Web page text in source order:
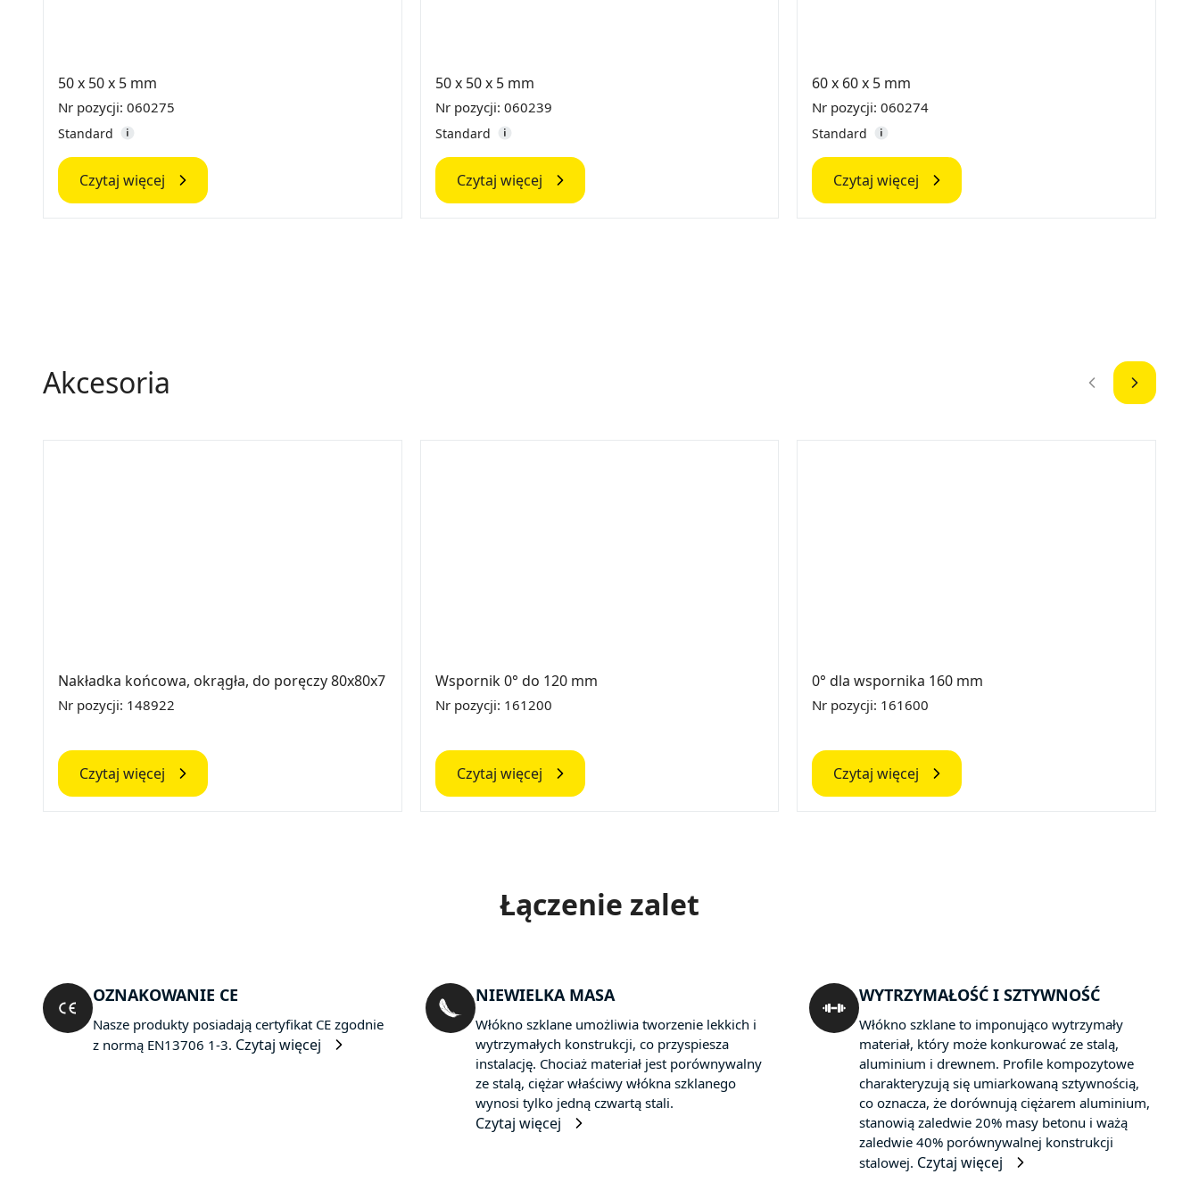
50 x 50 x 5 mm
Nr pozycji: 060275
Standard
Czytaj więcej
50 x 50 x 5 mm
Nr pozycji: 060239
Standard
Czytaj więcej
60 x 60 x 5 mm
Nr pozycji: 060274
Standard
Czytaj więcej
Akcesoria
Nakładka końcowa, okrągła, do poręczy 80x80x7
Nr pozycji: 148922
Czytaj więcej
Wspornik 0° do 120 mm
Nr pozycji: 161200
Czytaj więcej
0° dla wspornika 160 mm
Nr pozycji: 161600
Czytaj więcej
Łączenie zalet
OZNAKOWANIE CE
Nasze produkty posiadają certyfikat CE zgodnie
z normą EN13706 1-3. Czytaj więcej
NIEWIELKA MASA
Włókno szklane umożliwia tworzenie lekkich i
wytrzymałych konstrukcji, co przyspiesza
instalację. Chociaż materiał jest porównywalny
ze stalą, ciężar właściwy włókna szklanego
wynosi tylko jedną czwartą stali.
Czytaj więcej
WYTRZYMAŁOŚĆ I SZTYWNOŚĆ
Włókno szklane to imponująco wytrzymały
materiał, który może konkurować ze stalą,
aluminium i drewnem. Profile kompozytowe
charakteryzują się umiarkowaną sztywnością,
co oznacza, że dorównują ciężarem aluminium,
stanowią zaledwie 20% masy betonu i ważą
zaledwie 40% porównywalnej konstrukcji
stalowej. Czytaj więcej